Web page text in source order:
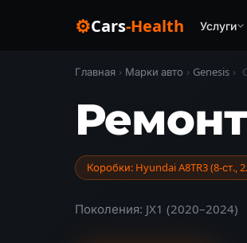
⚙Cars-Health Услуги
Главная › Марки авто › Genesis ›
Коробки: Hyundai A8TR3 (8-ст.,
Поколения: JX1 (2020–2024)